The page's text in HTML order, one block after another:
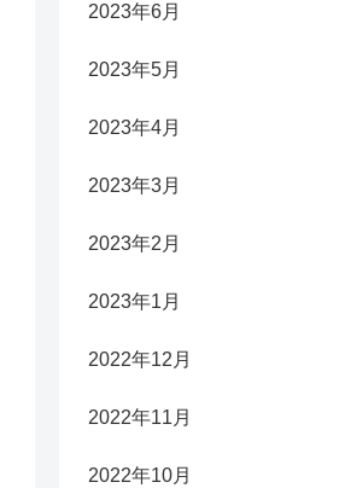
2023年6月
2023年5月
2023年4月
2023年3月
2023年2月
2023年1月
2022年12月
2022年11月
2022年10月